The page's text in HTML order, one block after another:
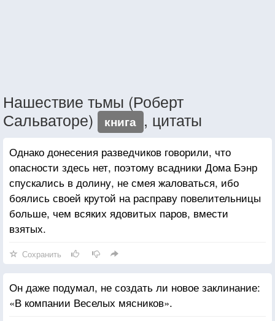
Нашествие тьмы (Роберт
Сальваторе)
книга , цитаты
Однако донесения разведчиков говорили, что
опасности здесь нет, поэтому всадники Дома Бэнр
спускались в долину, не смея жаловаться, ибо
боялись своей крутой на расправу повелительницы
больше, чем всяких ядовитых паров, вмести
взятых.
Сохранить
Он даже подумал, не создать ли новое заклинание:
«В компании Веселых мясников».